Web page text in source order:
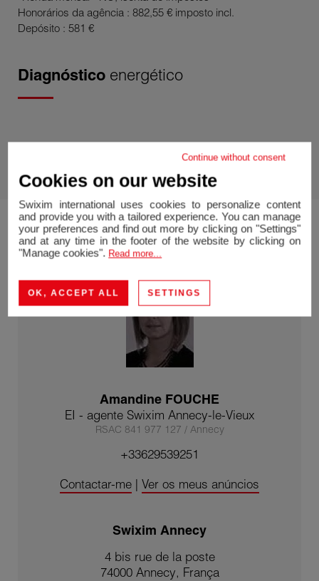
Honorários da agência : 882,55 € imposto incl.
Depósito : 581 €
Diagnóstico energético
Amandine FOUCHE
EI - agente Swixim Annecy-le-Vieux
RSAC 841 977 127 / Annecy
+33629539251
Contactar-me | Ver os meus anúncios
Swixim Annecy
4 bis rue de la poste
74000 Annecy, França
Continue without consent
Cookies on our website
Swixim international uses cookies to personalize content
and provide you with a tailored experience. You can manage
your preferences and find out more by clicking on "Settings"
and at any time in the footer of the website by clicking on
"Manage cookies". Read more...
OK, ACCEPT ALL SETTINGS